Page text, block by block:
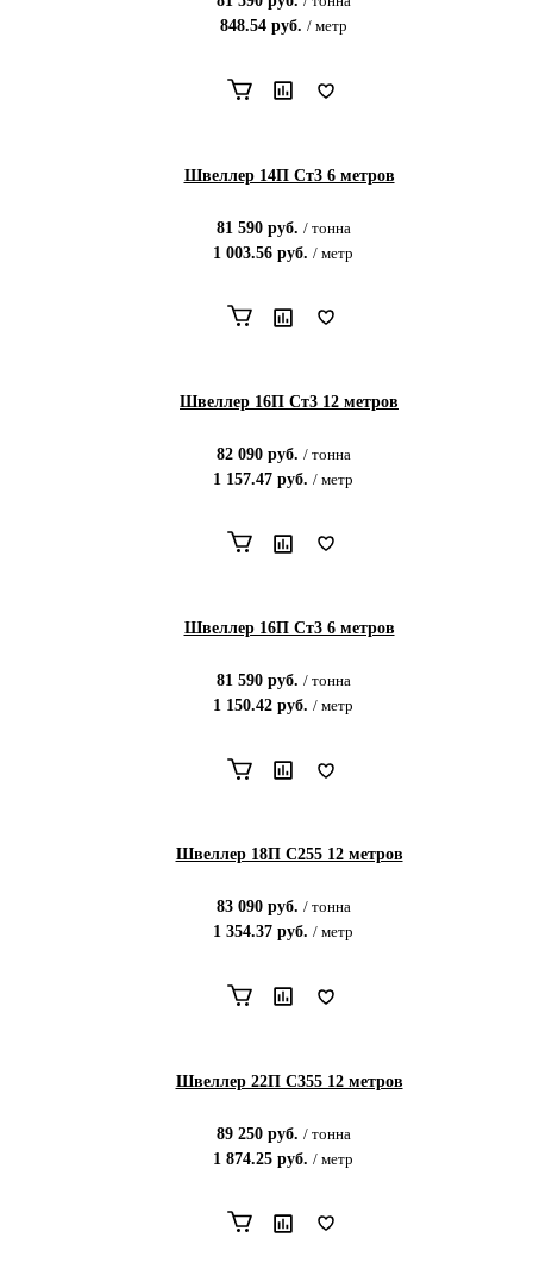
848.54руб. / метр
Швеллер 14П Ст3 6 метров
81 590руб. / тонна
1 003.56 руб. / метр
Швеллер 16П Ст3 12 метров
82 090руб. / тонна
1 157.47 руб. / метр
Швеллер 16П Ст3 6 метров
81 590руб. / тонна
1 150.42 руб. / метр
Швеллер 18П С255 12 метров
83 090руб. / тонна
1 354.37 руб. / метр
Швеллер 22П С355 12 метров
89 250руб. / тонна
1 874.25 руб. / метр